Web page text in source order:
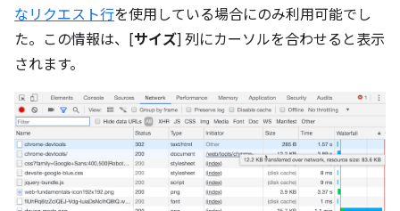
なリクエスト行を使用している場合にのみ利用可能でし
た。この情報は、[サイズ] 列にカーソルを合わせると表示
されます。